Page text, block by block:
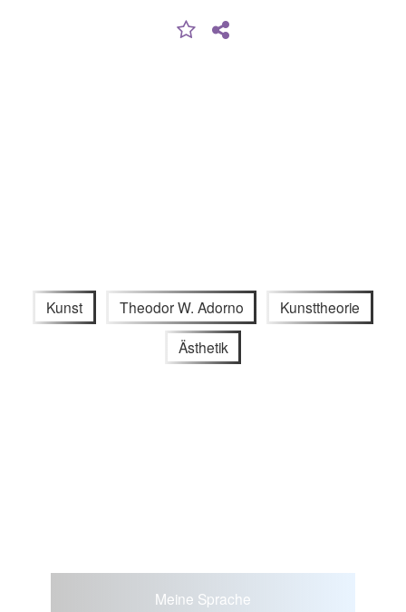
Kunst Theodor W. Adorno Kunsttheorie
Ästhetik
Meine Sprache